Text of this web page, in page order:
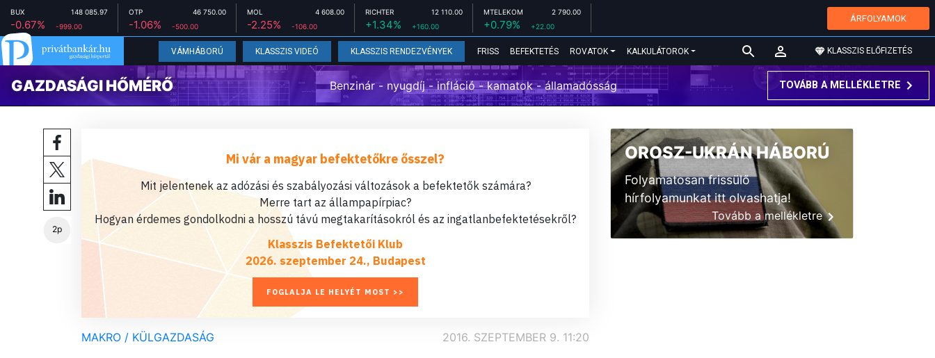
BUX 148 085.97
-0.67% -999.00
OTP 46 750.00
-1.06% -500.00
MOL 4 608.00
-2.25% -106.00
RICHTER 12 110.00
+1.34% +160.00
MTELEKOM 2 790.00
+0.79% +22.00
ÁRFOLYAMOK
VÁMHÁBORÚ KLASSZIS VIDEÓ KLASSZIS RENDEZVÉNYEK FRISS BEFEKTETÉS ROVATOK KALKULÁTOROK KLASSZIS ELŐFIZETÉS
GAZDASÁGI HŐMÉRŐ Benzinár - nyugdíj - infláció - kamatok - államadósság TOVÁBB A MELLÉKLETRE
2p
Mi vár a magyar befektetőkre ősszel?
Mit jelentenek az adózási és szabályozási változások a befektetők számára?
Merre tart az állampapírpiac?
Hogyan érdemes gondolkodni a hosszú távú megtakarításokról és az ingatlanbefektetésekről?
Klasszis Befektetői Klub
2026. szeptember 24., Budapest
FOGLALJA LE HELYÉT MOST >>
MAKRO / KÜLGAZDASÁG 2016. SZEPTEMBER 9. 11:20
OROSZ-UKRÁN HÁBORÚ
Folyamatosan frissülő
hírfolyamunkat itt olvashatja!
Tovább a mellékletre